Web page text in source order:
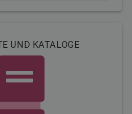
UND KATALOGE